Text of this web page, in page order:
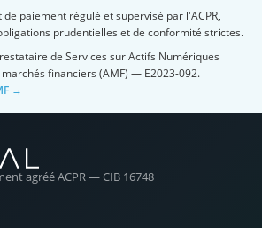
paiement régulé et supervisé par l'ACPR,
prudentielles et de conformité strictes.
de Services sur Actifs Numériques
financiers (AMF) — E2023-092.
→
agréé ACPR — CIB 16748